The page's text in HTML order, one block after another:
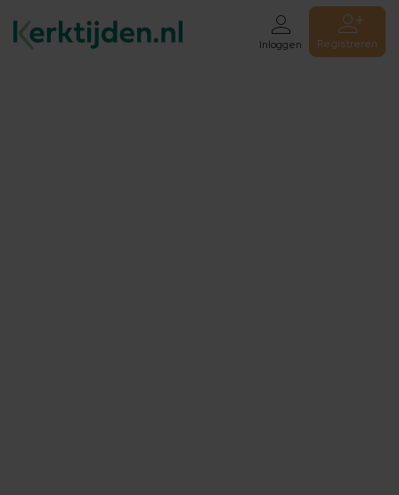
Inloggen Registreren